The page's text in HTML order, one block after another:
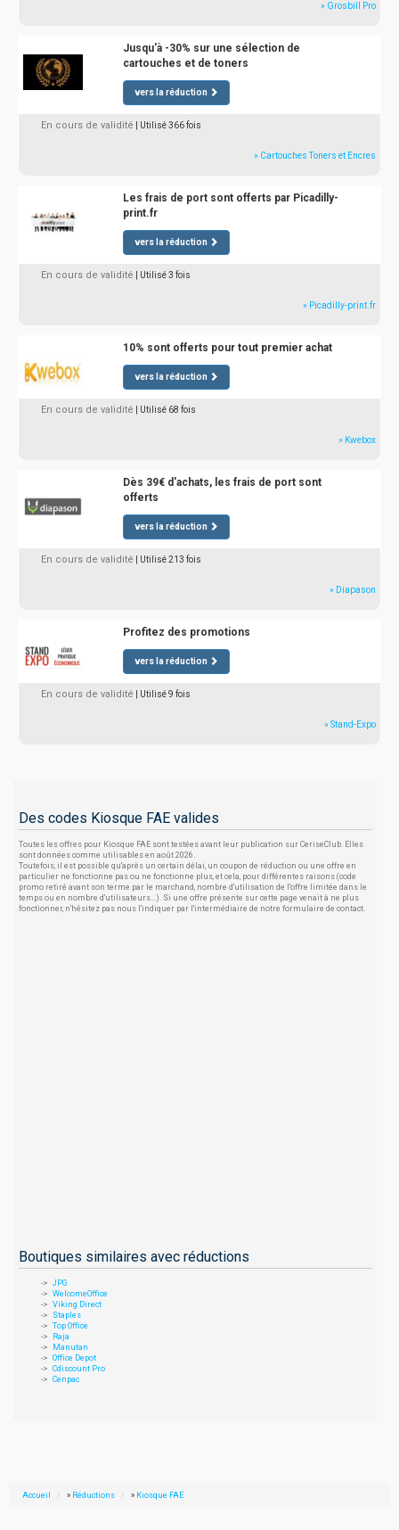
» Grosbill Pro
Jusqu'à -30% sur une sélection de
cartouches et de toners
vers la réduction
En cours de validité | Utilisé 366 fois
» Cartouches Toners et Encres
Les frais de port sont offerts par Picadilly-
print.fr
vers la réduction
En cours de validité | Utilisé 3 fois
» Picadilly-print.fr
10% sont offerts pour tout premier achat
vers la réduction
En cours de validité | Utilisé 68 fois
» Kwebox
Dès 39€ d'achats, les frais de port sont
offerts
vers la réduction
En cours de validité | Utilisé 213 fois
» Diapason
Profitez des promotions
vers la réduction
En cours de validité | Utilisé 9 fois
» Stand-Expo
Des codes Kiosque FAE valides
Toutes les offres pour Kiosque FAE sont testées avant leur publication sur CeriseClub. Elles
sont données comme utilisables en août 2026.
Toutefois, il est possible qu'après un certain délai, un coupon de réduction ou une offre en
particulier ne fonctionne pas ou ne fonctionne plus, et cela, pour différentes raisons (code
promo retiré avant son terme par le marchand, nombre d'utilisation de l'offre limitée dans le
temps ou en nombre d'utilisateurs...). Si une offre présente sur cette page venait à ne plus
fonctionner, n'hésitez pas nous l'indiquer par l'intermédiaire de notre formulaire de contact.
Boutiques similaires avec réductions
JPG
WelcomeOffice
Viking Direct
Staples
Top Office
Raja
Manutan
Office Depot
Cdiscount Pro
Cenpac
Accueil » Réductions » Kiosque FAE